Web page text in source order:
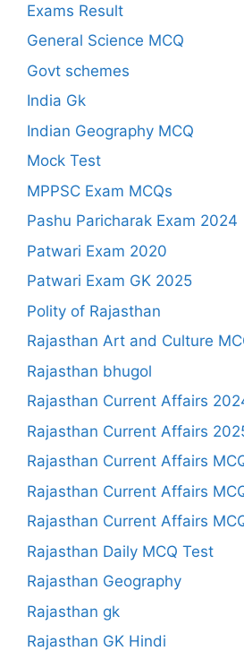
Exams Result
General Science MCQ
Govt schemes
India Gk
Indian Geography MCQ
Mock Test
MPPSC Exam MCQs
Pashu Paricharak Exam 2024
Patwari Exam 2020
Patwari Exam GK 2025
Polity of Rajasthan
Rajasthan Art and Culture
Rajasthan bhugol
Rajasthan Current Affairs
Rajasthan Current Affairs
Rajasthan Current Affairs
Rajasthan Current Affairs
Rajasthan Current Affairs
Rajasthan Daily MCQ Test
Rajasthan Geography
Rajasthan gk
Rajasthan GK Hindi